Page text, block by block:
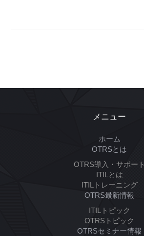
メニュー
ホーム
OTRSとは
OTRS導入・サポート
ITILとは
ITILトレーニング
OTRS最新情報
ITILトピック
OTRSトピック
OTRSセミナー情報